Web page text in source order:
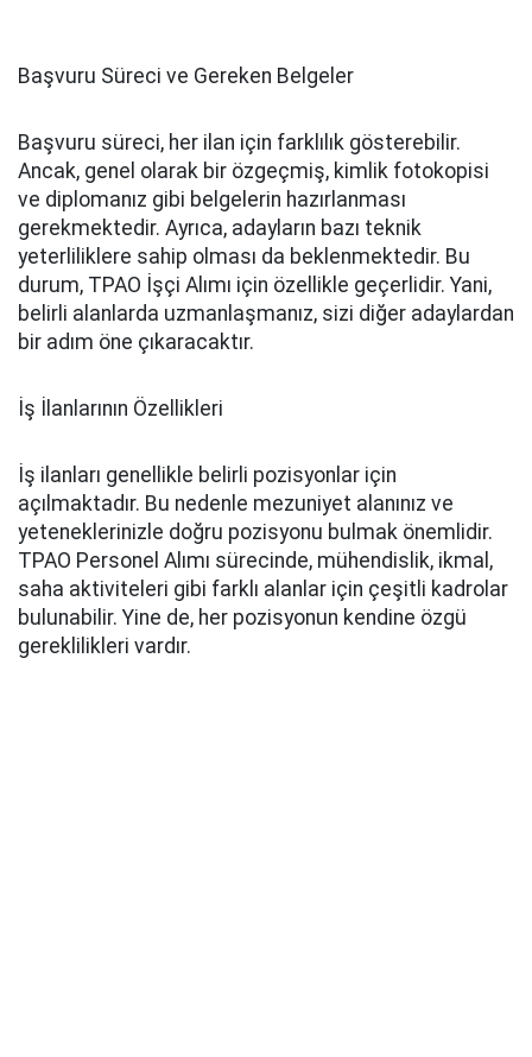
Başvuru Süreci ve Gereken Belgeler
Başvuru süreci, her ilan için farklılık gösterebilir.
Ancak, genel olarak bir özgeçmiş, kimlik fotokopisi
ve diplomanız gibi belgelerin hazırlanması
gerekmektedir. Ayrıca, adayların bazı teknik
yeterliliklere sahip olması da beklenmektedir. Bu
durum, TPAO İşçi Alımı için özellikle geçerlidir. Yani,
belirli alanlarda uzmanlaşmanız, sizi diğer adaylardan
bir adım öne çıkaracaktır.
İş İlanlarının Özellikleri
İş ilanları genellikle belirli pozisyonlar için
açılmaktadır. Bu nedenle mezuniyet alanınız ve
yeteneklerinizle doğru pozisyonu bulmak önemlidir.
TPAO Personel Alımı sürecinde, mühendislik, ikmal,
saha aktiviteleri gibi farklı alanlar için çeşitli kadrolar
bulunabilir. Yine de, her pozisyonun kendine özgü
gereklilikleri vardır.